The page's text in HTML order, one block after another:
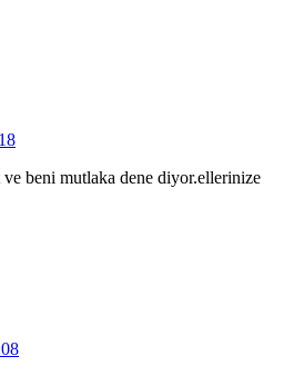
beni mutlaka dene diyor.ellerinize